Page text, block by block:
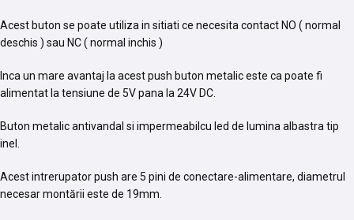
Acest buton se poate utiliza in sitiati ce necesita contact NO ( normal
deschis ) sau NC ( normal inchis )
Inca un mare avantaj la acest push buton metalic este ca poate fi
alimentat la tensiune de 5V pana la 24V DC.
Buton metalic antivandal si impermeabilcu led de lumina albastra tip
inel.
Acest intrerupator push are 5 pini de conectare-alimentare, diametrul
necesar montării este de 19mm.